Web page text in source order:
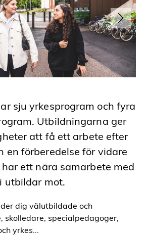
sju yrkesprogram och fyra
Utbildningarna ger
att få ett arbete efter
en förberedelse för vidare
ett nära samarbete med
utbildar mot.
dig välutbildade och
skolledare, specialpedagoger,
yrkes...